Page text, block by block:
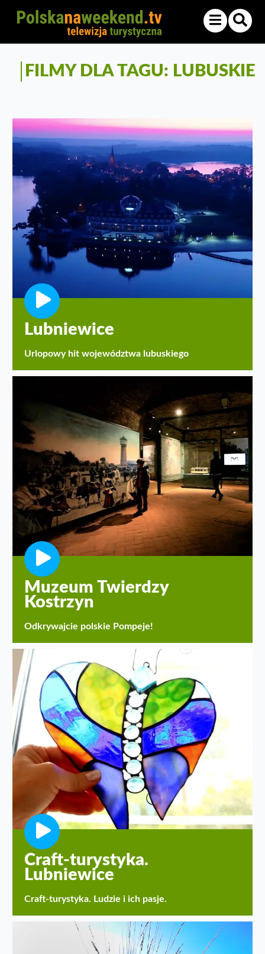
FILMY DLA TAGU: LUBUSKIE
Lubniewice
Urlopowy hit województwa lubuskiego
Muzeum Twierdzy
Kostrzyn
Odkrywajcie polskie Pompeje!
Craft-turystyka.
Lubniewice
Craft-turystyka. Ludzie i ich pasje.